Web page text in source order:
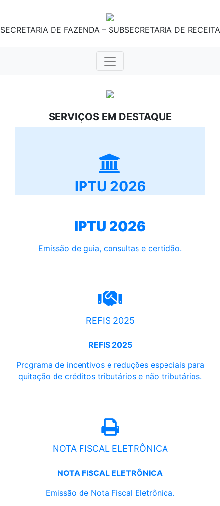
SECRETARIA DE FAZENDA – SUBSECRETARIA DE RECEITA
SERVIÇOS EM DESTAQUE
IPTU 2026
IPTU 2026
Emissão de guia, consultas e certidão.
REFIS 2025
REFIS 2025
Programa de incentivos e reduções especiais para
quitação de créditos tributários e não tributários.
NOTA FISCAL ELETRÔNICA
NOTA FISCAL ELETRÔNICA
Emissão de Nota Fiscal Eletrônica.